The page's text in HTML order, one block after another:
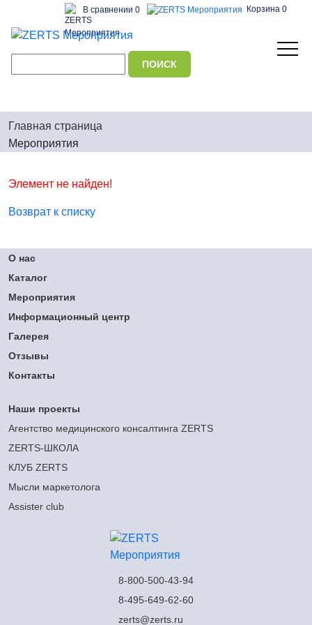
В сравнении 0 Корзина 0
Главная страница
Мероприятия
Элемент не найден!
Возврат к списку
О нас
Каталог
Мероприятия
Информационный центр
Галерея
Отзывы
Контакты
Наши проекты
Агентство медицинского консалтинга ZERTS
ZERTS-ШКОЛА
КЛУБ ZERTS
Мысли маркетолога
Assister club
8-800-500-43-94
8-495-649-62-60
zerts@zerts.ru